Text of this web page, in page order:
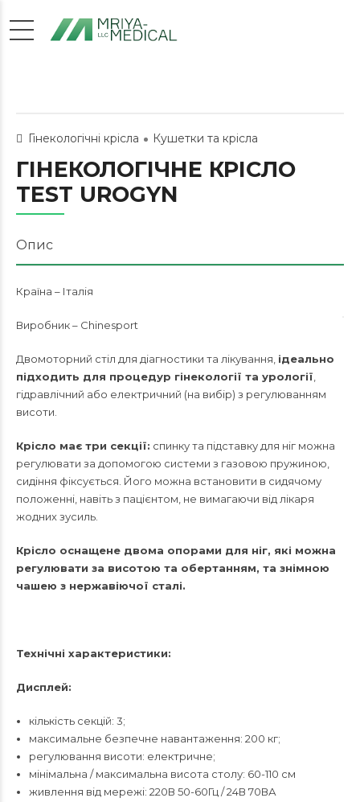
Гінекологічні крісла Кушетки та крісла
ГІНЕКОЛОГІЧНЕ КРІСЛО
TEST UROGYN
Опис
Країна – Італія
Виробник – Chinesport
Двомоторний стіл для діагностики та лікування, ідеально
підходить для процедур гінекології та урології
гідравлічний або електричний (на вибір) з регулюванням
висоти.
Крісло має три секції: спинку та підставку для ніг можна
регулювати за допомогою системи з газовою пружиною,
сидіння фіксується. Його можна встановити в сидячому
положенні, навіть з пацієнтом, не вимагаючи від лікаря
жодних зусиль.
Крісло оснащене двома опорами для ніг, які можна
регулювати за висотою та обертанням, та знімною
чашею з нержавіючої сталі.
Технічні характеристики:
Дисплей:
кількість секцій: 3;
максимальне безпечне навантаження: 200 кг;
регулювання висоти: електричне;
мінімальна / максимальна висота столу: 60-110 см
живлення від мережі: 220В 50-60Гц / 24В 70ВА